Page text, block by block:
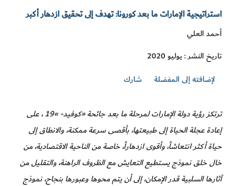
استراتيجية الإمارات ما بعد كورونا: تهدف إلى تحقيق ازدهار أكبر
أحمد العلي
تاريخ النشر : يوليو 2020
لإضافته إلى المفضلة
شارك
ترتكز رؤية دولة الإمارات لمرحلة ما بعد جائحة «كوفيد- »19 ، على
إعادة عجلة الحياة إلى طبيعتها، بأقصى سرعة ممكنة، والانطاق إلى
حياة أكثر انتعاشاً، وأقوى ازدهاراً، خاصة من الناحية الاقتصادية، من
خال خلق نموذج يستطيع التعايش مع الظروف الراهنة، والتقليل من
آثارها السلبية قدر الإمكان، إلى أن يتم محوها وعبورها بنجاح، نموذج